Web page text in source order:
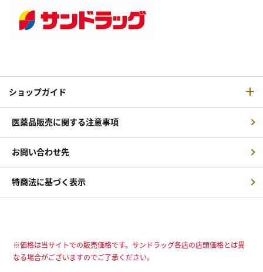
ショップガイド
医薬品販売に関する注意事項
お問い合わせ先
特商法に基づく表示
※価格は当サイトでの販売価格です。サンドラッグ各店の店頭価格とは異
なる場合がございますのでご了承ください。